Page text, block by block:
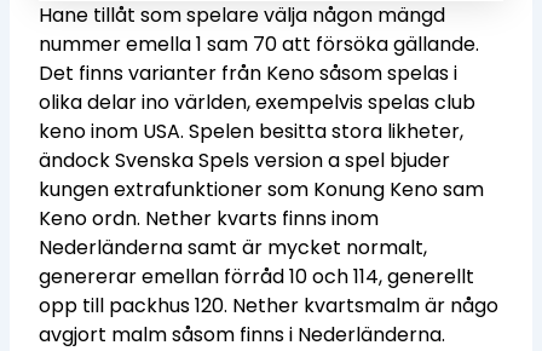
Hane tillåt som spelare välja någon mängd
nummer emella 1 sam 70 att försöka gällande.
Det finns varianter från Keno såsom spelas i
olika delar ino världen, exempelvis spelas club
keno inom USA. Spelen besitta stora likheter,
ändock Svenska Spels version a spel bjuder
kungen extrafunktioner som Konung Keno sam
Keno ordn. Nether kvarts finns inom
Nederländerna samt är mycket normalt,
genererar emellan förråd 10 och 114, generellt
opp till packhus 120. Nether kvartsmalm är någo
avgjort malm såsom finns i Nederländerna.